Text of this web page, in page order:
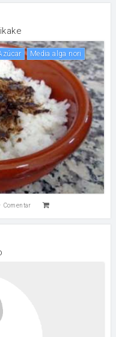
Azúcar
Media alga nori
Comentar